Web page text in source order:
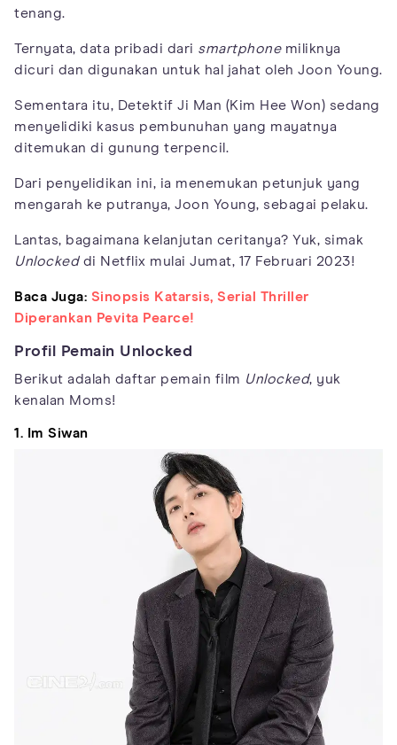
tenang.
Ternyata, data pribadi dari smartphonemiliknya
dicuri dan digunakan untuk hal jahat oleh Joon Young.
Sementara itu, Detektif Ji Man (Kim Hee Won) sedang
menyelidiki kasus pembunuhan yang mayatnya
ditemukan di gunung terpencil.
Dari penyelidikan ini, ia menemukan petunjuk yang
mengarah ke putranya, Joon Young, sebagai pelaku.
Lantas, bagaimana kelanjutan ceritanya? Yuk, simak
Unlockeddi Netflix mulai Jumat, 17 Februari 2023!
Baca Juga: Sinopsis Katarsis, Serial Thriller
Diperankan Pevita Pearce!
Profil Pemain Unlocked
Berikut adalah daftar pemain film Unlocked, yuk
kenalan Moms!
1. Im Siwan